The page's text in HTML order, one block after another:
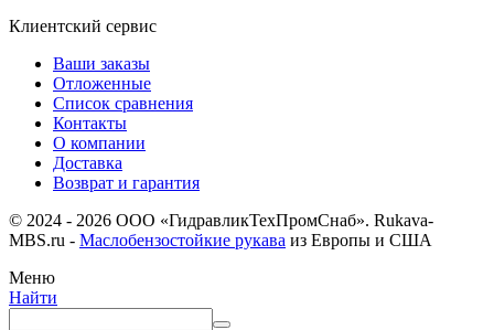
Клиентский сервис
Ваши заказы
Отложенные
Список сравнения
Контакты
О компании
Доставка
Возврат и гарантия
© 2024 - 2026 ООО «ГидравликТехПромСнаб». Rukava-
MBS.ru - Маслобензостойкие рукава из Европы и США
Меню
Найти